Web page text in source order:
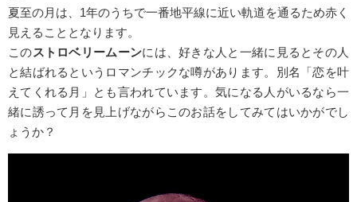
夏至の月は、1年のうちで一番地平線に近い軌道を通るため赤く
見えることとなります。
このストロベリームーンには、好きな人と一緒に見るとその人
と結ばれるというロマンチックな噂があります。別名「恋を叶
えてくれる月」とも言われています。気になる人がいるなら一
緒に誘って月を見上げながらこのお話をしてみてはいかがでし
ょうか？